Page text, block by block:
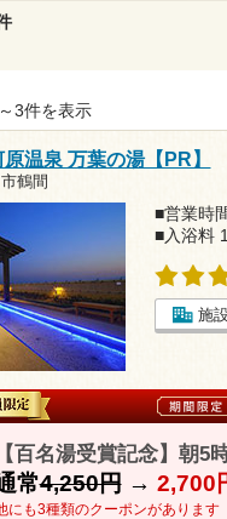
3件を表示
温泉 万葉の湯【PR】
鶴間
■営業時
■入浴料
施
【百名湯受賞記念】朝5
常4,250円→ 2,700
にも3種類のクーポンがあります